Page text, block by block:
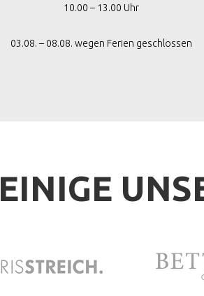
10.00 – 13.00 Uhr
03.08. – 08.08. wegen Ferien geschlossen
EINIGE